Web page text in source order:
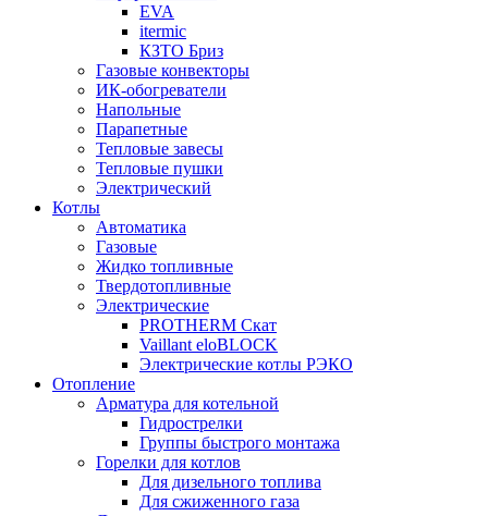
EVA
itermic
КЗТО Бриз
Газовые конвекторы
ИК-обогреватели
Напольные
Парапетные
Тепловые завесы
Тепловые пушки
Электрический
Котлы
Автоматика
Газовые
Жидко топливные
Твердотопливные
Электрические
PROTHERM Скат
Vaillant eloBLOCK
Электрические котлы РЭКО
Отопление
Арматура для котельной
Гидрострелки
Группы быстрого монтажа
Горелки для котлов
Для дизельного топлива
Для сжиженного газа